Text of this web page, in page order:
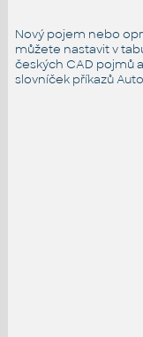
Nový pojem nebo
můžete nastavit v
českých CAD pojmů
slovníček příkazů